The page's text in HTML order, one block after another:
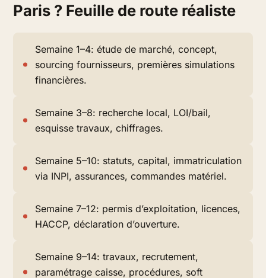
Paris ? Feuille de route réaliste
Semaine 1–4: étude de marché, concept,
sourcing fournisseurs, premières simulations
financières.
Semaine 3–8: recherche local, LOI/bail,
esquisse travaux, chiffrages.
Semaine 5–10: statuts, capital, immatriculation
via INPI, assurances, commandes matériel.
Semaine 7–12: permis d’exploitation, licences,
HACCP, déclaration d’ouverture.
Semaine 9–14: travaux, recrutement,
paramétrage caisse, procédures, soft